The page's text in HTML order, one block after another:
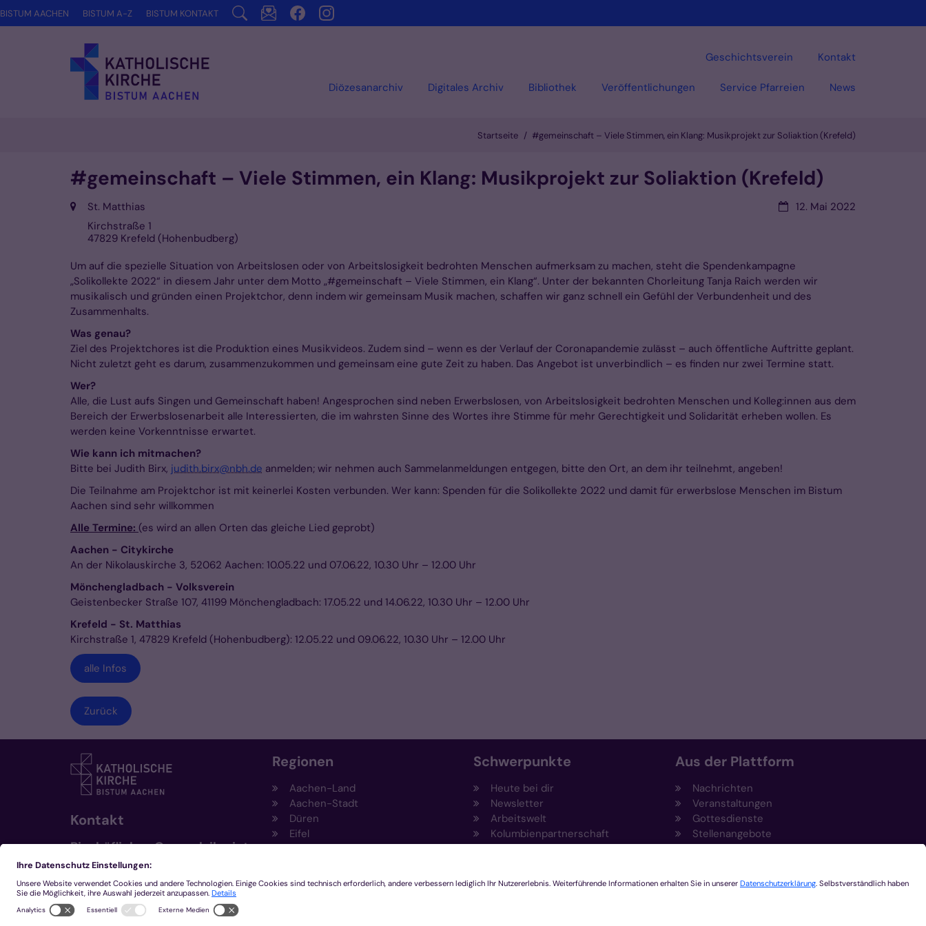
Zum Inhalt springen
Diözesanarchiv Digitales Archiv Bibliothek Veröffentlichungen Service Pfarreien News
Geschichtsverein Kontakt
BISTUM AACHEN BISTUM A-Z BISTUM KONTAKT
Startseite #gemeinschaft – Viele Stimmen, ein Klang: Musikprojekt zur Soliaktion (Krefeld)
#gemeinschaft – Viele Stimmen, ein Klang: Musikprojekt zur Soliaktion (Krefeld)
Datum:12. Mai 2022
Ort: St. Matthias
Kirchstraße 1
47829 Krefeld (Hohenbudberg)
Um auf die spezielle Situation von Arbeitslosen oder von Arbeitslosigkeit bedrohten Menschen aufmerksam zu machen, steht die Spendenkampagne
„Solikollekte 2022“ in diesem Jahr unter dem Motto „#gemeinschaft – Viele Stimmen, ein Klang“. Unter der bekannten Chorleitung Tanja Raich werden wir
musikalisch und gründen einen Projektchor, denn indem wir gemeinsam Musik machen, schaffen wir ganz schnell ein Gefühl der Verbundenheit und des
Zusammenhalts.
Was genau?
Ziel des Projektchores ist die Produktion eines Musikvideos. Zudem sind – wenn es der Verlauf der Coronapandemie zulässt – auch öffentliche Auftritte geplant.
Nicht zuletzt geht es darum, zusammenzukommen und gemeinsam eine gute Zeit zu haben. Das Angebot ist unverbindlich – es finden nur zwei Termine statt.
Wer?
Alle, die Lust aufs Singen und Gemeinschaft haben! Angesprochen sind neben Erwerbslosen, von Arbeitslosigkeit bedrohten Menschen und Kolleg:innen aus dem
Bereich der Erwerbslosenarbeit alle Interessierten, die im wahrsten Sinne des Wortes ihre Stimme für mehr Gerechtigkeit und Solidarität erheben wollen. Es
werden keine Vorkenntnisse erwartet.
Wie kann ich mitmachen?
Bitte bei Judith Birx, judith.birx@nbh.de anmelden; wir nehmen auch Sammelanmeldungen entgegen, bitte den Ort, an dem ihr teilnehmt, angeben!
Die Teilnahme am Projektchor ist mit keinerlei Kosten verbunden. Wer kann: Spenden für die Solikollekte 2022 und damit für erwerbslose Menschen im Bistum
Aachen sind sehr willkommen
Alle Termine: (es wird an allen Orten das gleiche Lied geprobt)
Aachen - Citykirche
An der Nikolauskirche 3, 52062 Aachen: 10.05.22 und 07.06.22, 10.30 Uhr – 12.00 Uhr
Mönchengladbach - Volksverein
Geistenbecker Straße 107, 41199 Mönchengladbach: 17.05.22 und 14.06.22, 10.30 Uhr – 12.00 Uhr
Krefeld - St. Matthias
Kirchstraße 1, 47829 Krefeld (Hohenbudberg): 12.05.22 und 09.06.22, 10.30 Uhr – 12.00 Uhr
alle Infos
Zurück
Kontakt
Bischöfliches Generalvikariat
Aachen
+49 241 452-0
kommunikation@bistum-
aachen.de
Regionen
Aachen-Land
Aachen-Stadt
Düren
Eifel
Krefeld
Schwerpunkte
Heute bei dir
Newsletter
Arbeitswelt
Kolumbienpartnerschaft
Fundraising
Aus der Plattform
Nachrichten
Veranstaltungen
Gottesdienste
Stellenangebote
Rechtsdatenbank